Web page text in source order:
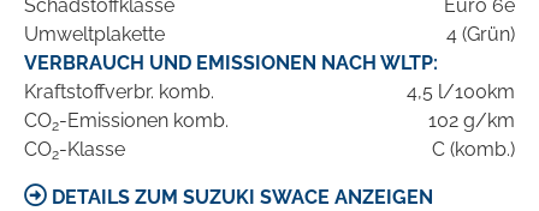
Schadstoffklasse
Euro 6e
Umweltplakette
4 (Grün)
VERBRAUCH UND EMISSIONEN NACH WLTP:
Kraftstoffverbr. komb.
4,5 l/100km
CO2-Emissionen komb.
102 g/km
CO2-Klasse C (komb.)
DETAILS ZUM SUZUKI SWACE ANZEIGEN